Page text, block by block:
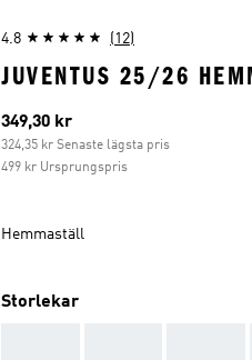
4.8 (12)
JUVENTUS 25/26
Aktuellt pris
349,30 kr
324,35 kr Senaste lägsta pris
499 kr Ursprungspris
Hemmaställ
Storlekar